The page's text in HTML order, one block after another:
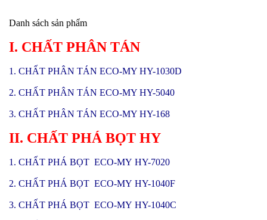
Danh sách sản phẩm
I. CHẤT PHÂN TÁN
1. CHẤT PHÂN TÁN ECO-MY HY-1030D
2. CHẤT PHÂN TÁN ECO-MY HY-5040
3. CHẤT PHÂN TÁN ECO-MY HY-168
II. CHẤT PHÁ BỌT HY
1. CHẤT PHÁ BỌT ECO-MY HY-7020
2. CHẤT PHÁ BỌT ECO-MY HY-1040F
3. CHẤT PHÁ BỌT ECO-MY HY-1040C